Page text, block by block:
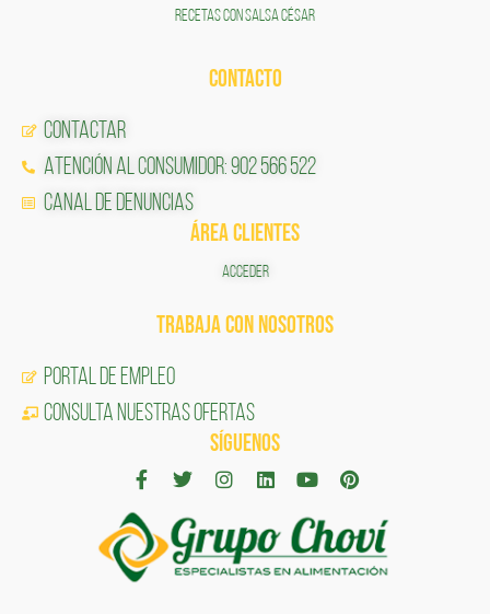
RECETAS CON SALSA CÉSAR
CONTACTO
Contactar
Atención al Consumidor: 902 566 522
Canal de Denuncias
ÁREA CLIENTES
ACCEDER
TRABAJA CON NOSOTROS
Portal de Empleo
CONSULTA NUESTRAS OFERTAS
SÍGUENOS